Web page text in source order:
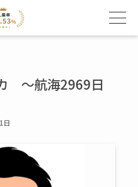
～航海2969日
日